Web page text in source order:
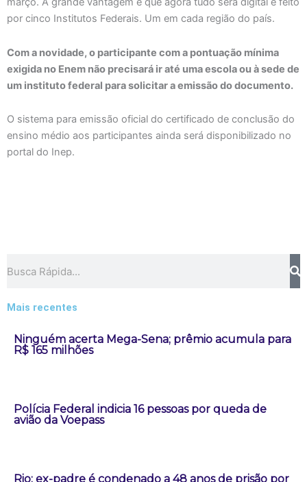
por cinco Institutos Federais. Um em cada região do país.
Com a novidade, o participante com a pontuação mínima
exigida no Enem não precisará ir até uma escola ou à sede de
um instituto federal para solicitar a emissão do documento.
O sistema para emissão oficial do certificado de conclusão do
ensino médio aos participantes ainda será disponibilizado no
portal do Inep.
Mais recentes
Ninguém acerta Mega-Sena; prêmio acumula para
R$ 165 milhões
Polícia Federal indicia 16 pessoas por queda de
avião da Voepass
Rio: ex-padre é condenado a 48 anos de prisão por